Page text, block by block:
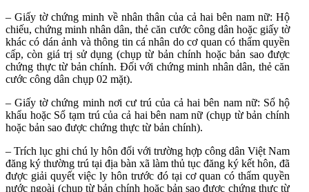
– Giấy tờ chứng minh về nhân thân của cả hai bên nam nữ: Hộ
chiếu, chứng minh nhân dân, thẻ căn cước công dân hoặc giấy tờ
khác có dán ảnh và thông tin cá nhân do cơ quan có thẩm quyền
cấp, còn giá trị sử dụng (chụp từ bản chính hoặc bản sao được
chứng thực từ bản chính. Đối với chứng minh nhân dân, thẻ căn
cước công dân chụp 02 mặt).
– Giấy tờ chứng minh nơi cư trú của cả hai bên nam nữ: Sổ hộ
khẩu hoặc Sổ tạm trú của cả hai bên nam nữ (chụp từ bản chính
hoặc bản sao được chứng thực từ bản chính).
– Trích lục ghi chú ly hôn đối với trường hợp công dân Việt Nam
đăng ký thường trú tại địa bàn xã làm thủ tục đăng ký kết hôn, đã
được giải quyết việc ly hôn trước đó tại cơ quan có thẩm quyền
nước ngoài (chụp từ bản chính hoặc bản sao được chứng thực từ